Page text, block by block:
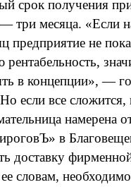
срок получения
три месяца. «Если
предприятие не
рентабельность,
в концепции», —
если все сложится,
намерена
в
доставку
словам,